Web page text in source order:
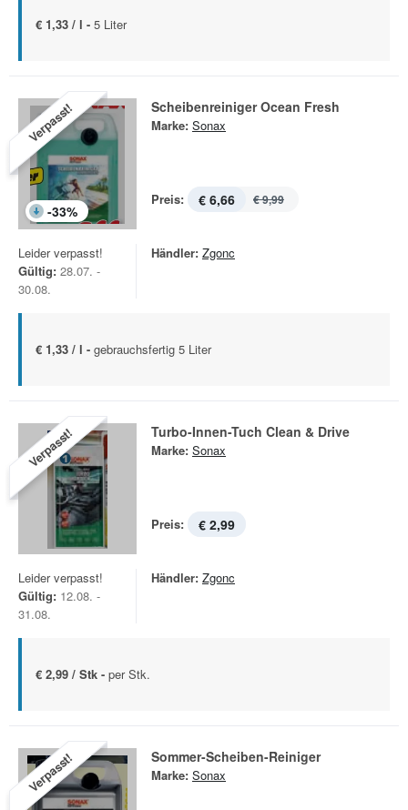
€ 1,33 / l - 5 Liter
Verpasst!
-33%
Scheibenreiniger Ocean Fresh
Marke: Sonax
Preis: € 6,66 € 9,99
Leider verpasst!
Gültig: 28.07. -
30.08.
Händler: Zgonc
€ 1,33 / l - gebrauchsfertig 5 Liter
Verpasst! Turbo-Innen-Tuch Clean & Drive
Marke: Sonax
Preis: € 2,99
Leider verpasst!
Gültig: 12.08. -
31.08.
Händler: Zgonc
€ 2,99 / Stk - per Stk.
Verpasst! Sommer-Scheiben-Reiniger
Marke: Sonax